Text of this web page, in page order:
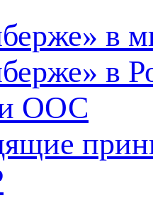
в
в
ООС